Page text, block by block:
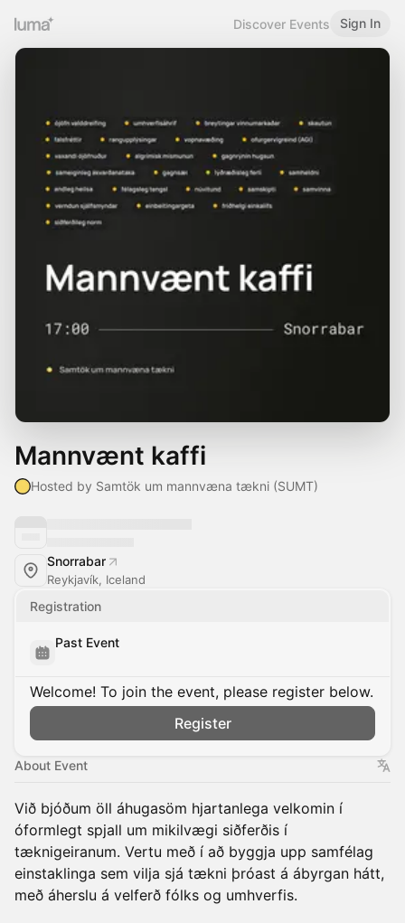
Discover Events Sign In
Mannvænt kaffi
Hosted by Samtök um mannvæna tækni (SUMT)
Snorrabar
Reykjavík, Iceland
Registration
Past Event
Welcome! To join the event, please register below.
Register
About Event
Við bjóðum öll áhugasöm hjartanlega velkomin í
óformlegt spjall um mikilvægi siðferðis í
tæknigeiranum. Vertu með í að byggja upp samfélag
einstaklinga sem vilja sjá tækni þróast á ábyrgan hátt,
með áherslu á velferð fólks og umhverfis.